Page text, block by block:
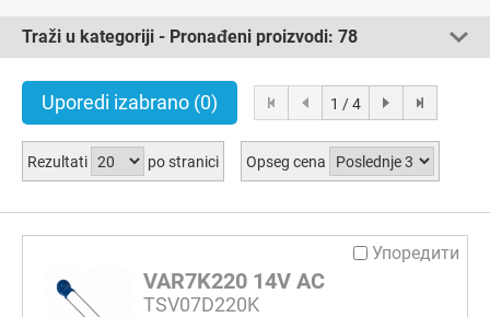
Traži u kategoriji - Pronađeni proizvodi: 78
Uporedi izabrano (0) 1 / 4
Rezultati po stranici Opseg cena
Упоредити
VAR7K220 14V AC
TSV07D220K